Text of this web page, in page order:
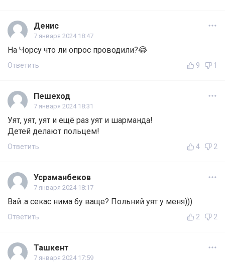
Денис
7 января 2024 18:47
На Чорсу что ли опрос проводили?😂
Ответить 9 1
Пешеход
7 января 2024 18:31
Уят, уят, уят и ещё раз уят и шарманда!
Детей делают польцем!
Ответить 4 2
Усраманбеков
7 января 2024 18:17
Вай..а секас нима бу ваще? Польний уят у меня)))
Ответить 2 2
Ташкент
7 января 2024 17:59